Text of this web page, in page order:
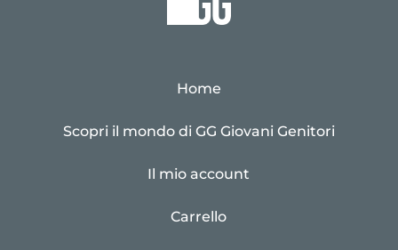
Home
Scopri il mondo di GG Giovani Genitori
Il mio account
Carrello